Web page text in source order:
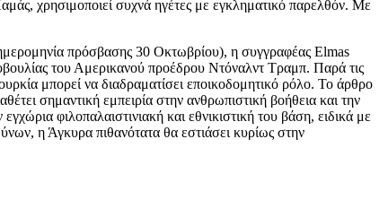
χρησιμοποιεί συχνά ηγέτες με εγκληματικό παρελθόν. Με
πρόσβασης 30 Οκτωβρίου), η συγγραφέας Elmas
του Αμερικανού προέδρου Ντόναλντ Τραμπ. Παρά τις
μπορεί να διαδραματίσει εποικοδομητικό ρόλο. Το άρθρο
σημαντική εμπειρία στην ανθρωπιστική βοήθεια και την
φιλοπαλαιστινιακή και εθνικιστική του βάση, ειδικά με
η Άγκυρα πιθανότατα θα εστιάσει κυρίως στην